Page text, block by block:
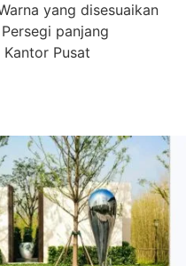
yang disesuaikan
panjang
Pusat